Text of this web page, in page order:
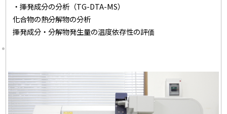
・揮発成分の分析（TG-DTA-MS）
化合物の熱分解物の分析
揮発成分・分解物発生量の温度依存性の評価